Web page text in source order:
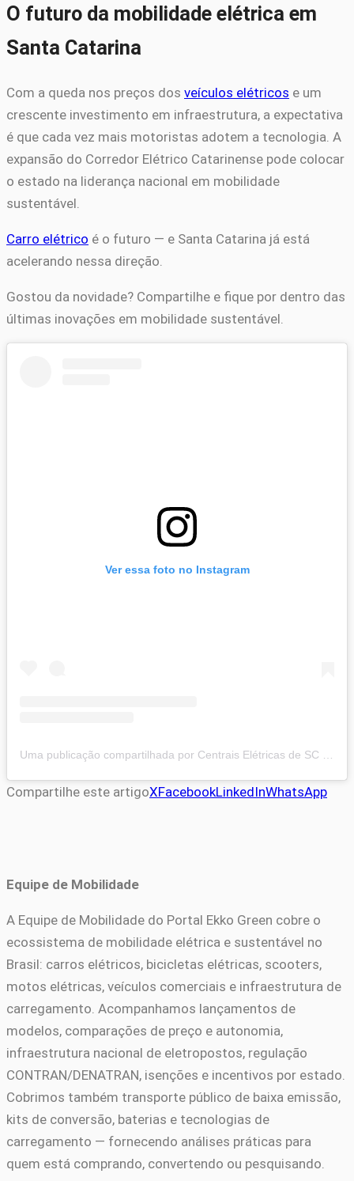
O futuro da mobilidade elétrica em
Santa Catarina
Com a queda nos preços dos veículos elétricos e um
crescente investimento em infraestrutura, a expectativa
é que cada vez mais motoristas adotem a tecnologia. A
expansão do Corredor Elétrico Catarinense pode colocar
o estado na liderança nacional em mobilidade
sustentável.
Carro elétrico é o futuro — e Santa Catarina já está
acelerando nessa direção.
Gostou da novidade? Compartilhe e fique por dentro das
últimas inovações em mobilidade sustentável.
Ver essa foto no Instagram
Compartilhe este artigoXFacebookLinkedInWhatsApp
Equipe de Mobilidade
A Equipe de Mobilidade do Portal Ekko Green cobre o
ecossistema de mobilidade elétrica e sustentável no
Brasil: carros elétricos, bicicletas elétricas, scooters,
motos elétricas, veículos comerciais e infraestrutura de
carregamento. Acompanhamos lançamentos de
modelos, comparações de preço e autonomia,
infraestrutura nacional de eletropostos, regulação
CONTRAN/DENATRAN, isenções e incentivos por estado.
Cobrimos também transporte público de baixa emissão,
kits de conversão, baterias e tecnologias de
carregamento — fornecendo análises práticas para
quem está comprando, convertendo ou pesquisando.